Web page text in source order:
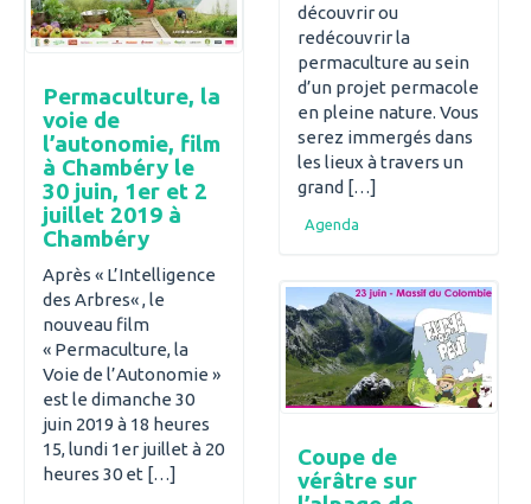
découvrir ou
redécouvrir la
permaculture au sein
d’un projet permacole
en pleine nature. Vous
serez immergés dans
les lieux à travers un
grand […]
Agenda
Permaculture, la
voie de
l’autonomie, film
à Chambéry le
30 juin, 1er et 2
juillet 2019 à
Chambéry
Après « L’Intelligence
des Arbres« , le
nouveau film
« Permaculture, la
Voie de l’Autonomie »
est le dimanche 30
juin 2019 à 18 heures
15, lundi 1er juillet à 20
heures 30 et […]
Coupe de
vérâtre sur